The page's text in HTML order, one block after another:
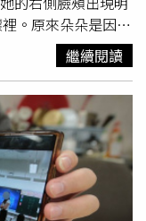
退休的老師「年紀
摩上意，會以「人
以大義要老師慢些
卻碰得一鼻子灰，
」退休卻卡在府
後引爆，希望上頭
楊郡慈（左）頗受
傳出楊郡慈勤跑基
間也得罪了一些地
翻攝自新竹縣政府
說刻意錄音激怒老
人」陳延興續指，
學霸凌，當時無處
生敵意，索性就投
或「幻想」，家長
法令對於新一代老
真、太過執著的老
仍是保護代替處
現家長甚或校內有
都令人憂心。陳延
。原來朵朵是因為
名）的話，把貼紙貼
舒服。對此，王姓
網路電商平台購買
上。王姓女老師
後右臉出現輕微紅
，朵朵臉上的紅斑
結痂，讓家長看了
是想讓孩子更可
繼續閱讀